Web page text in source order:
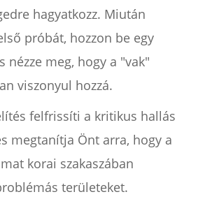
hagyatkozz. Miután
próbát, hozzon be egy
nézze meg, hogy a "vak"
viszonyul hozzá.
felfrissíti a kritikus hallás
megtanítja Önt arra, hogy a
korai szakaszában
területeket.